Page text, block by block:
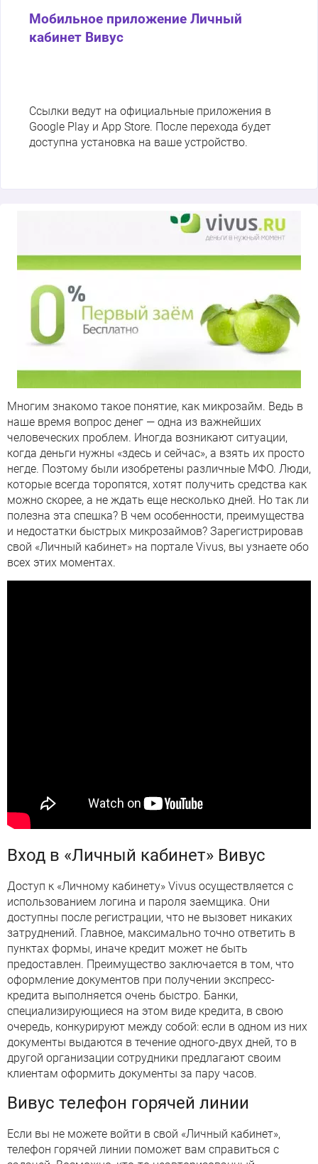
Мобильное приложение Личный
кабинет Вивус
Ссылки ведут на официальные приложения в
Google Play и App Store. После перехода будет
доступна установка на ваше устройство.
Многим знакомо такое понятие, как микрозайм. Ведь в
наше время вопрос денег — одна из важнейших
человеческих проблем. Иногда возникают ситуации,
когда деньги нужны «здесь и сейчас», а взять их просто
негде. Поэтому были изобретены различные МФО. Люди,
которые всегда торопятся, хотят получить средства как
можно скорее, а не ждать еще несколько дней. Но так ли
полезна эта спешка? В чем особенности, преимущества
и недостатки быстрых микрозаймов? Зарегистрировав
свой «Личный кабинет» на портале Vivus, вы узнаете обо
всех этих моментах.
Вход в «Личный кабинет» Вивус
Доступ к «Личному кабинету» Vivus осуществляется с
использованием логина и пароля заемщика. Они
доступны после регистрации, что не вызовет никаких
затруднений. Главное, максимально точно ответить в
пунктах формы, иначе кредит может не быть
предоставлен. Преимущество заключается в том, что
оформление документов при получении экспресс-
кредита выполняется очень быстро. Банки,
специализирующиеся на этом виде кредита, в свою
очередь, конкурируют между собой: если в одном из них
документы выдаются в течение одного-двух дней, то в
другой организации сотрудники предлагают своим
клиентам оформить документы за пару часов.
Вивус телефон горячей линии
Если вы не можете войти в свой «Личный кабинет»,
телефон горячей линии поможет вам справиться с